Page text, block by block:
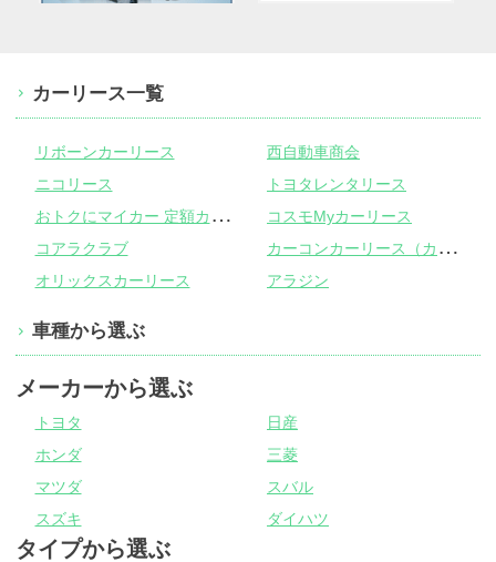
カーリース一覧
リボーンカーリース
西自動車商会
ニコリース
トヨタレンタリース
お
トクにマイカー 定額カルモくん
コスモMyカーリース
コアラクラブ
カ
ーコンカーリース（カーコンビニ倶楽部）
オリックスカーリース アラジン
車種から選ぶ
メーカーから選ぶ
トヨタ
日産
ホンダ
三菱
マツダ
スバル
スズキ
ダイハツ
タイプから選ぶ